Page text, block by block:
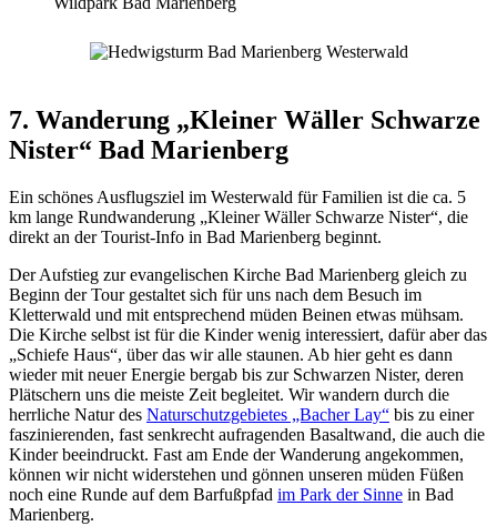
7. Wanderung „Kleiner Wäller Schwarze
Nister“ Bad Marienberg
Ein schönes Ausflugsziel im Westerwald für Familien ist die ca. 5
km lange Rundwanderung „Kleiner Wäller Schwarze Nister“, die
direkt an der Tourist-Info in Bad Marienberg beginnt.
Der Aufstieg zur evangelischen Kirche Bad Marienberg gleich zu
Beginn der Tour gestaltet sich für uns nach dem Besuch im
Kletterwald und mit entsprechend müden Beinen etwas mühsam.
Die Kirche selbst ist für die Kinder wenig interessiert, dafür aber das
„Schiefe Haus“, über das wir alle staunen. Ab hier geht es dann
wieder mit neuer Energie bergab bis zur Schwarzen Nister, deren
Plätschern uns die meiste Zeit begleitet. Wir wandern durch die
herrliche Natur des Naturschutzgebietes „Bacher Lay“ bis zu einer
faszinierenden, fast senkrecht aufragenden Basaltwand, die auch die
Kinder beeindruckt. Fast am Ende der Wanderung angekommen,
können wir nicht widerstehen und gönnen unseren müden Füßen
noch eine Runde auf dem Barfußpfad im Park der Sinne in Bad
Marienberg.